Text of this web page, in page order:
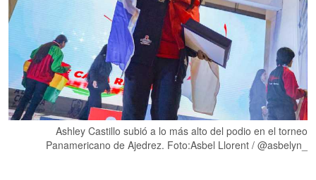
Ashley Castillo subió a lo más alto del podio en el torneo
Panamericano de Ajedrez. Foto:Asbel Llorent / @asbelyn_